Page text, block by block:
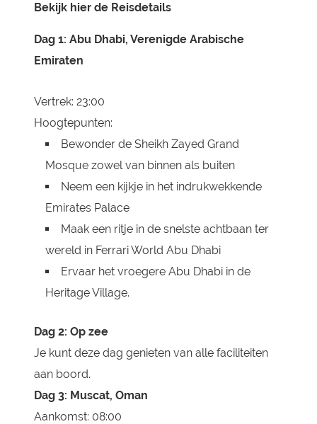
Bekijk hier de Reisdetails
Dag 1: Abu Dhabi, Verenigde Arabische
Emiraten
Vertrek: 23:00
Hoogtepunten:
Bewonder de Sheikh Zayed Grand
Mosque zowel van binnen als buiten
Neem een kijkje in het indrukwekkende
Emirates Palace
Maak een ritje in de snelste achtbaan ter
wereld in Ferrari World Abu Dhabi
Ervaar het vroegere Abu Dhabi in de
Heritage Village.
Dag 2: Op zee
Je kunt deze dag genieten van alle faciliteiten
aan boord.
Dag 3: Muscat, Oman
Aankomst: 08:00